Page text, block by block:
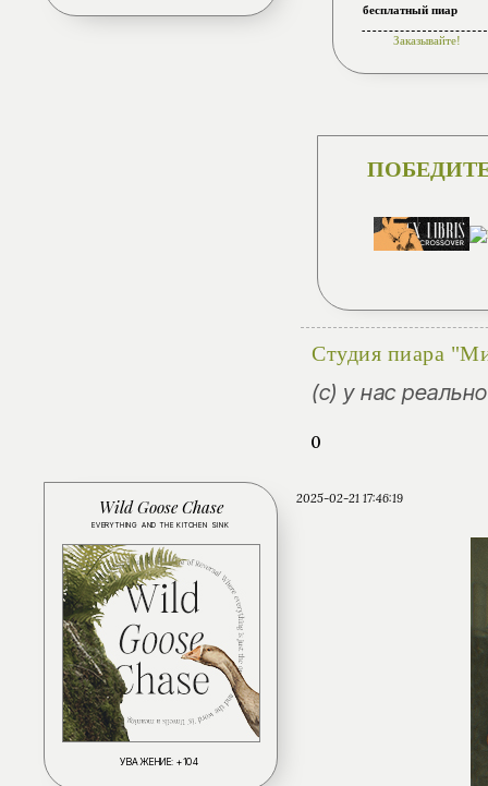
бесплатный пиар
Заказывайте!
Студия пиара
(с) у нас
0
2025-02-21 17:46:19
Wild Goose Chase
EVERYTHING AND THE KITCHEN SINK
УВАЖЕНИЕ: +104